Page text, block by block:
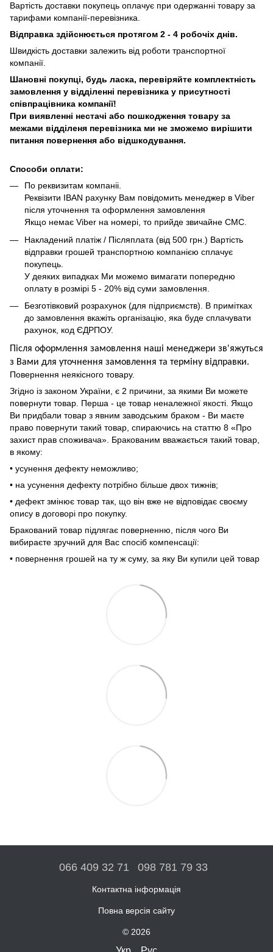
Вартість доставки покупець оплачує при одержанні товару за
тарифами компанії-перевізника.
Відправка здійснюється протягом 2 - 4 робочіх днів.
Швидкість доставки залежить від роботи транспортної
компанії.
Шановні покупці, будь ласка, перевіряйте комплектність
замовлення у відділенні перевізника у присутності
співпрацівника компанії!
При виявленні нестачі або пошкодження товару за
межами відділеня перевізника ми не зможемо вирішити
питання повернення або відшкодування.
Способи оплати:
По реквизитам компаніі.
Реквізити IBAN рахунку Вам повідомить менеджер в Viber
після уточнення та оформлення замовлення
Якщо немає Viber на номері, то прийде звичайне СМС.
Накладений платіж / Післяплата (від 500 грн.) Вартість
відправки грошей транспортною компанією сплачує
покупець.
У деяких випадках Ми можемо вимагати попередню
оплату в розмірі 5 - 20% від суми замовлення.
Безготівковий розрахунок (для підприємств). В примітках
до замовлення вкажіть організацію, яка буде сплачувати
рахунок, код ЄДРПОУ.
Після оформлення замовлення наші менеджери зв'яжуться
з Вами для уточнення замовлення та терміну відправки.
Повернення неякісного товару.
Згідно із законом України, є 2 причини, за якими Ви можете
повернути товар. Перша - це товар неналежної якості. Якщо
Ви придбали товар з явним заводським браком - Ви маєте
право повернути такий товар, спираючись на статтю 8 «Про
захист прав споживача». Бракованим вважається такий товар,
в якому:
• усунення дефекту неможливо;
• на усунення дефекту потрібно більше двох тижнів;
• дефект змінює товар так, що він вже не відповідає своєму
опису в договорі про покупку.
Бракований товар підлягає поверненню, після чого Ви
вибираєте зручний для Вас спосіб компенсації:
• повернення грошей на ту ж суму, за яку Ви купили цей товар
066 409 32 71 098 781 79 33
Контактна інформація
Повна версія сайту
© 2026